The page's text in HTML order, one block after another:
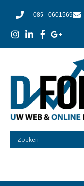
085 - 0601569